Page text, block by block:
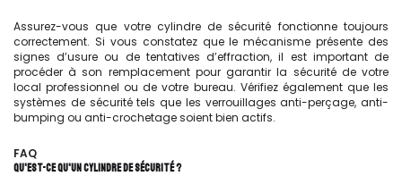
Assurez-vous que votre cylindre de sécurité fonctionne toujours
correctement. Si vous constatez que le mécanisme présente des
signes d’usure ou de tentatives d’effraction, il est important de
procéder à son remplacement pour garantir la sécurité de votre
local professionnel ou de votre bureau. Vérifiez également que les
systèmes de sécurité tels que les verrouillages anti-perçage, anti-
bumping ou anti-crochetage soient bien actifs.
FAQ
QU'EST-CE QU'UN CYLINDRE DE SÉCURITÉ ?